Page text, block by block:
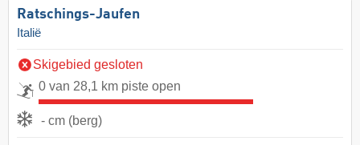
Ratschings-Jaufen
Italië
Skigebied gesloten
0 van 28,1 km piste open
- cm (berg)